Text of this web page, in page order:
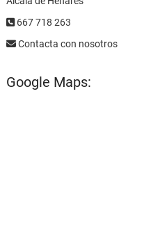
667 718 263
Contacta con nosotros
Google Maps: